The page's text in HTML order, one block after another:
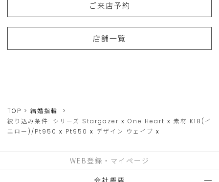
ご来店予約
店舗一覧
TOP
結婚指輪
絞り込み条件: シリーズ Stargazer x One Heart x 素材 K18(イ
エロー)/Pt950 x Pt950 x デザイン ウェイブ x
WEB登録・マイページ